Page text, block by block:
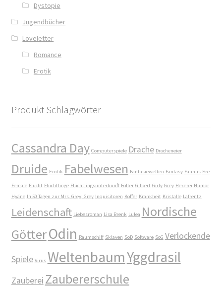
Die Dunkelmagierchroniken
Die Dunkelmagierchroniken Bd. 1
Die Silberwölfe
Echtheit von Bewertungen
Edition Wilde Wölfe
Ein Mr. Grey mit Pelz – Emma & Nikita
Dystopie
Jugendbücher
Loveletter
Romance
Erotik
Produkt Schlagwörter
Cassandra Day Computerspiele Drache Dracheneier
Druide Erotik Fabelwesen Fantasiewelten Fantasy Faunus Fee
Female Flucht Flüchtlinge Flüchtlingsunterkunft Folter Gilbert Girly Grey Hexerei Humor
Hyäne In 50 Tagen zur Mrs. Grey; Grey Inquisitoren Koffer Krankheit Kristalle Lafrentz
Leidenschaft Liebesroman Lisa Brenk Lulea Nordische
GötterOdin Raumschiff Sklaven SoD Software SoG Verlockende
Spiele Virus WeltenbaumYggdrasil
Zauberei Zaubererschule